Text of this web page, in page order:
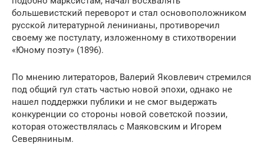
большевистский переворот и стал основоположником
русской литературной ленинианы, противоречил
своему же постулату, изложенному в стихотворении
«Юному поэту» (1896).
По мнению литераторов, Валерий Яковлевич стремился
под общий гул стать частью новой эпохи, однако не
нашел поддержки публики и не смог выдержать
конкуренции со стороны новой советской поэзии,
которая отожествлялась с Маяковским и Игорем
Северяниным.